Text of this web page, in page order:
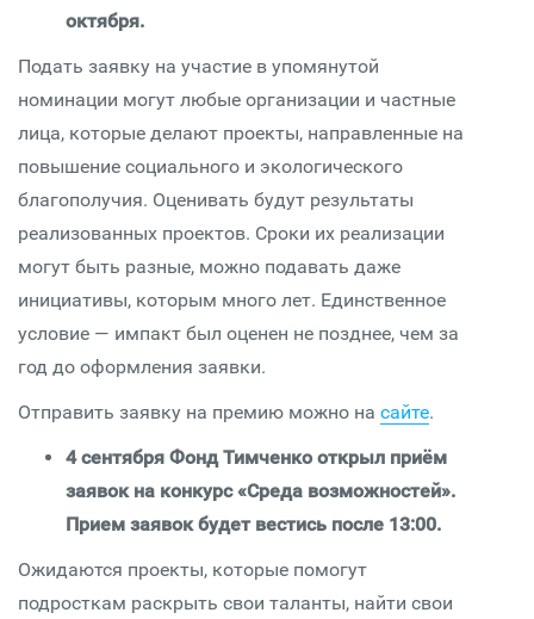
октября.
Подать заявку на участие в упомянутой
номинации могут любые организации и частные
лица, которые делают проекты, направленные на
повышение социального и экологического
благополучия. Оценивать будут результаты
реализованных проектов. Сроки их реализации
могут быть разные, можно подавать даже
инициативы, которым много лет. Единственное
условие — импакт был оценен не позднее, чем за
год до оформления заявки.
Отправить заявку на премию можно на сайте.
4 сентября Фонд Тимченко открыл приём
заявок на конкурс «Среда возможностей».
Прием заявок будет вестись после 13:00.
Ожидаются проекты, которые помогут
подросткам раскрыть свои таланты, найти свои